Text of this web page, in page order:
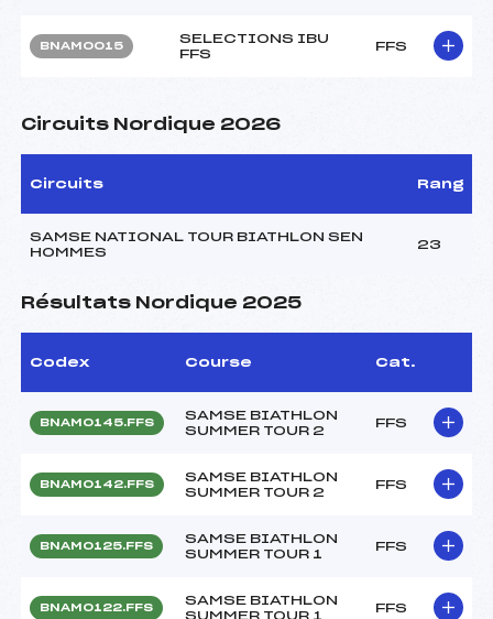
BNAM0015
SELECTIONS IBU
FFS
FFS
Circuits Nordique 2026
Circuits Rang
SAMSE NATIONAL TOUR BIATHLON SEN
HOMMES
23
Résultats Nordique 2025
Codex Course Cat.
BNAM0145.FFS
SAMSE BIATHLON
SUMMER TOUR 2
FFS
BNAM0142.FFS
SAMSE BIATHLON
SUMMER TOUR 2
FFS
BNAM0125.FFS
SAMSE BIATHLON
SUMMER TOUR 1
FFS
BNAM0122.FFS
SAMSE BIATHLON
SUMMER TOUR 1
FFS